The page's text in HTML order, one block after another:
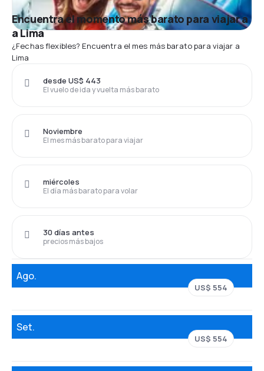
Encuentra el momento más barato para viajar a
a Lima
¿Fechas flexibles? Encuentra el mes más barato para viajar a
Lima
El vuelo de ida y vuelta más barato
desde US$ 443
El mes más barato para viajar
Noviembre
El día más barato para volar
miércoles
precios más bajos
30 días antes
Ago.
US$ 554
Set.
US$ 554